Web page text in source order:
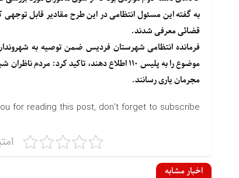
قضائی معرفی شدند.
فرمانده انتظامی شهرستان فردیس ضمن توصیه به
موضوع را به پلیس ۱۱۰ اطلاع دهند، تاکید کرد:
مجرمان یاری رسانند.
for reading this post, don't forget to subscribe!
اخبار مشابه